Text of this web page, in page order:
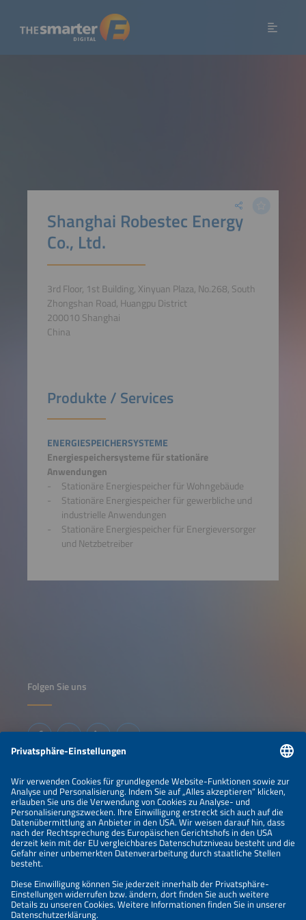
Shanghai Robestec Energy
Co., Ltd.
3rd Floor, 1st Building, Xinyuan Plaza, No.268, South
Zhongshan Road, Huangpu District
200010 Shanghai
China
Produkte / Services
ENERGIESPEICHERSYSTEME
Energiespeichersysteme für stationäre
Anwendungen
Stationäre Energiespeicher für Wohngebäude
Stationäre Energiespeicher für gewerbliche und
industrielle Anwendungen
Stationäre Energiespeicher für Energieversorger
und Netzbetreiber
Folgen Sie uns
Informationen
IMPRESSUM
KONTAKT
ÜBER UNS
VERANSTALTER